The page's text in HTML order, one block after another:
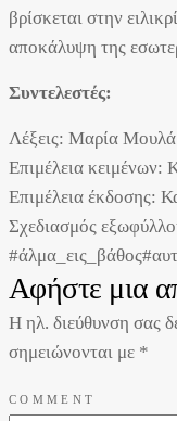
βρίσκεται στην
αποκάλυψη της
Συντελεστές:
Λέξεις: Μαρία Μουλά
Επιμέλεια κειμένων:
Επιμέλεια έκδοσης:
Σχεδιασμός
#άλμα_εις_βάθος
Αφήστε μια
Η ηλ. διεύθυνση σας
σημειώνονται με *
COMMENT